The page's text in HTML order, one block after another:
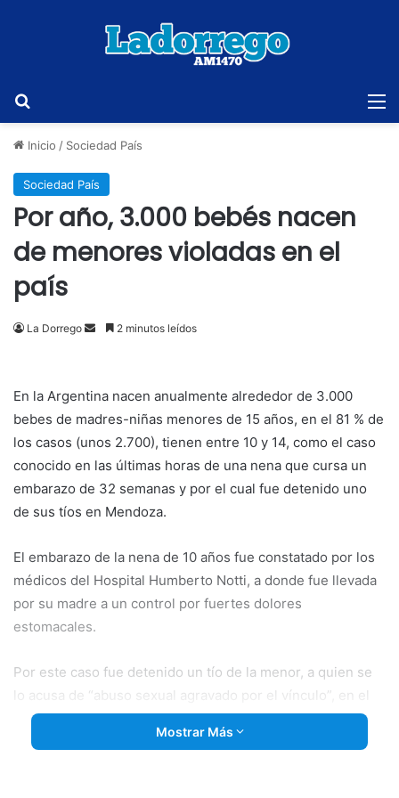
Inicio / Sociedad País
Sociedad País
Por año, 3.000 bebés nacen
de menores violadas en el
país
La Dorrego
Send2 minutos leídos
En la Argentina nacen anualmente alrededor de 3.000
bebes de madres-niñas menores de 15 años, en el 81 % de
los casos (unos 2.700), tienen entre 10 y 14, como el caso
conocido en las últimas horas de una nena que cursa un
embarazo de 32 semanas y por el cual fue detenido uno
de sus tíos en Mendoza.
El embarazo de la nena de 10 años fue constatado por los
médicos del Hospital Humberto Notti, a donde fue llevada
por su madre a un control por fuertes dolores
estomacales.
Por este caso fue detenido un tío de la menor, a quien se
lo acusa de “abuso sexual agravado por el vínculo”, en el
marco de una oscura problemática que anualmente
registra 2.700 nacimientos de bebés gestados por
Mostrar Más